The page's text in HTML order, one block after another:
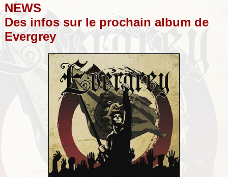
NEWS
Des infos sur le prochain album de
Evergrey